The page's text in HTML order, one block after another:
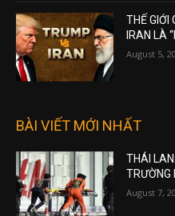
THẾ GIỚI
IRAN LÀ
August 5,
BÀI VIẾT MỚI NHẤT
THÁI
TRƯỜNG
August 7,